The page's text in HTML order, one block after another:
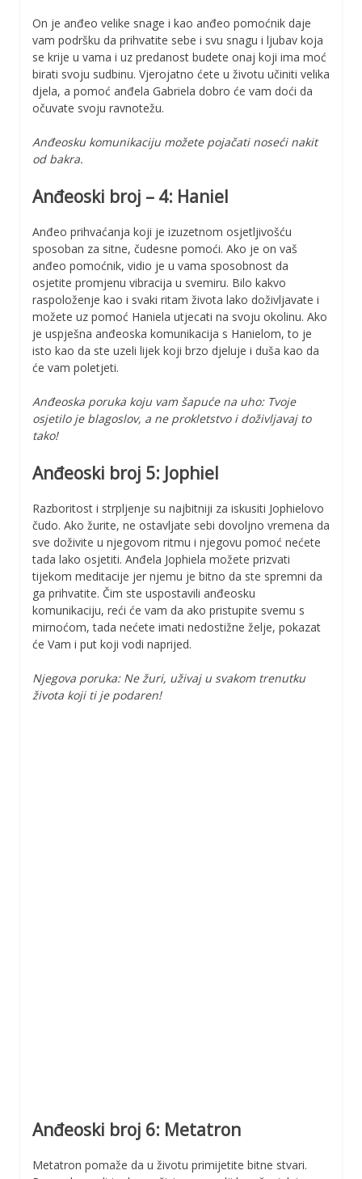
On je anđeo velike snage i kao anđeo pomoćnik daje
vam podršku da prihvatite sebe i svu snagu i ljubav koja
se krije u vama i uz predanost budete onaj koji ima moć
birati svoju sudbinu. Vjerojatno ćete u životu učiniti velika
djela, a pomoć anđela Gabriela dobro će vam doći da
očuvate svoju ravnotežu.
Anđeosku komunikaciju možete pojačati noseći nakit
od bakra.
Anđeoski broj – 4: Haniel
Anđeo prihvaćanja koji je izuzetnom osjetljivošću
sposoban za sitne, čudesne pomoći. Ako je on vaš
anđeo pomoćnik, vidio je u vama sposobnost da
osjetite promjenu vibracija u svemiru. Bilo kakvo
raspoloženje kao i svaki ritam života lako doživljavate i
možete uz pomoć Haniela utjecati na svoju okolinu. Ako
je uspješna anđeoska komunikacija s Hanielom, to je
isto kao da ste uzeli lijek koji brzo djeluje i duša kao da
će vam poletjeti.
Anđeoska poruka koju vam šapuće na uho: Tvoje
osjetilo je blagoslov, a ne prokletstvo i doživljavaj to
tako!
Anđeoski broj 5: Jophiel
Razboritost i strpljenje su najbitniji za iskusiti Jophielovo
čudo. Ako žurite, ne ostavljate sebi dovoljno vremena da
sve doživite u njegovom ritmu i njegovu pomoć nećete
tada lako osjetiti. Anđela Jophiela možete prizvati
tijekom meditacije jer njemu je bitno da ste spremni da
ga prihvatite. Čim ste uspostavili anđeosku
komunikaciju, reći će vam da ako pristupite svemu s
mirnoćom, tada nećete imati nedostižne želje, pokazat
će Vam i put koji vodi naprijed.
Njegova poruka: Ne žuri, uživaj u svakom trenutku
života koji ti je podaren!
Anđeoski broj 6: Metatron
Metatron pomaže da u životu primijetite bitne stvari.